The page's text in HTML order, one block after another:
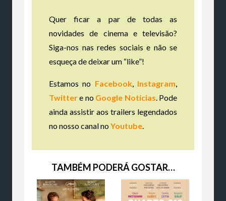
Quer ficar a par de todas as
novidades de cinema e televisão?
Siga-nos nas redes sociais e não se
esqueça de deixar um “like”!
Estamos no Facebook, Instagram
Twittere no Google Notícias . Pode
ainda assistir aos trailers legendados
no nosso canal noYoutube
TAMBÉM PODERÁ GOSTAR…